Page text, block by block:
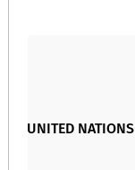
UNITED